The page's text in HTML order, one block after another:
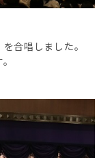
合唱しました。